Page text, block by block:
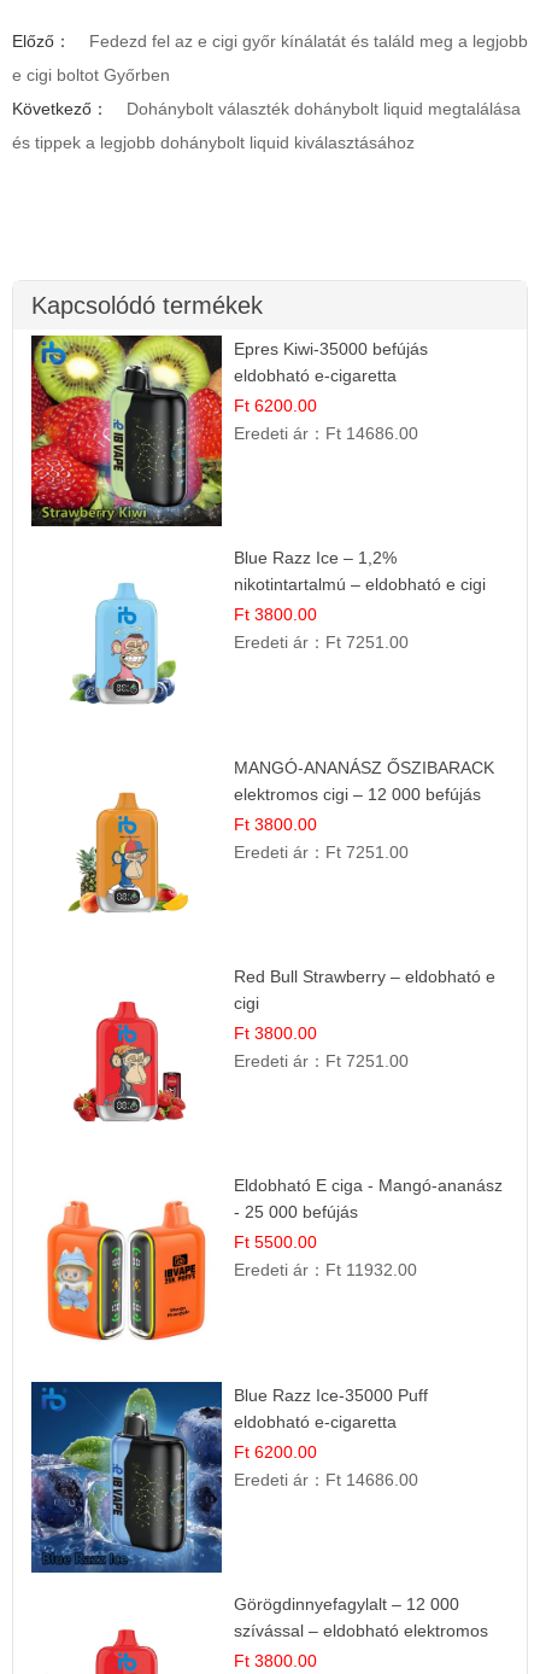
Előző：
Fedezd fel az e cigi győr kínálatát és találd meg a legjobb
e cigi boltot Győrben
Következő：
Dohánybolt választék dohánybolt liquid megtalálása
és tippek a legjobb dohánybolt liquid kiválasztásához
Kapcsolódó termékek
Epres Kiwi-35000 befújás
eldobható e-cigaretta
Ft 6200.00
Eredeti ár： Ft 14686.00
Blue Razz Ice – 1,2%
nikotintartalmú – eldobható e cigi
Ft 3800.00
Eredeti ár： Ft 7251.00
MANGÓ-ANANÁSZ ŐSZIBARACK
elektromos cigi – 12 000 befújás
Ft 3800.00
Eredeti ár： Ft 7251.00
Red Bull Strawberry – eldobható e
cigi
Ft 3800.00
Eredeti ár： Ft 7251.00
Eldobható E ciga - Mangó-ananász
- 25 000 befújás
Ft 5500.00
Eredeti ár： Ft 11932.00
Blue Razz Ice-35000 Puff
eldobható e-cigaretta
Ft 6200.00
Eredeti ár： Ft 14686.00
Görögdinnyefagylalt – 12 000
szívással – eldobható elektromos
cigi
Ft 3800.00